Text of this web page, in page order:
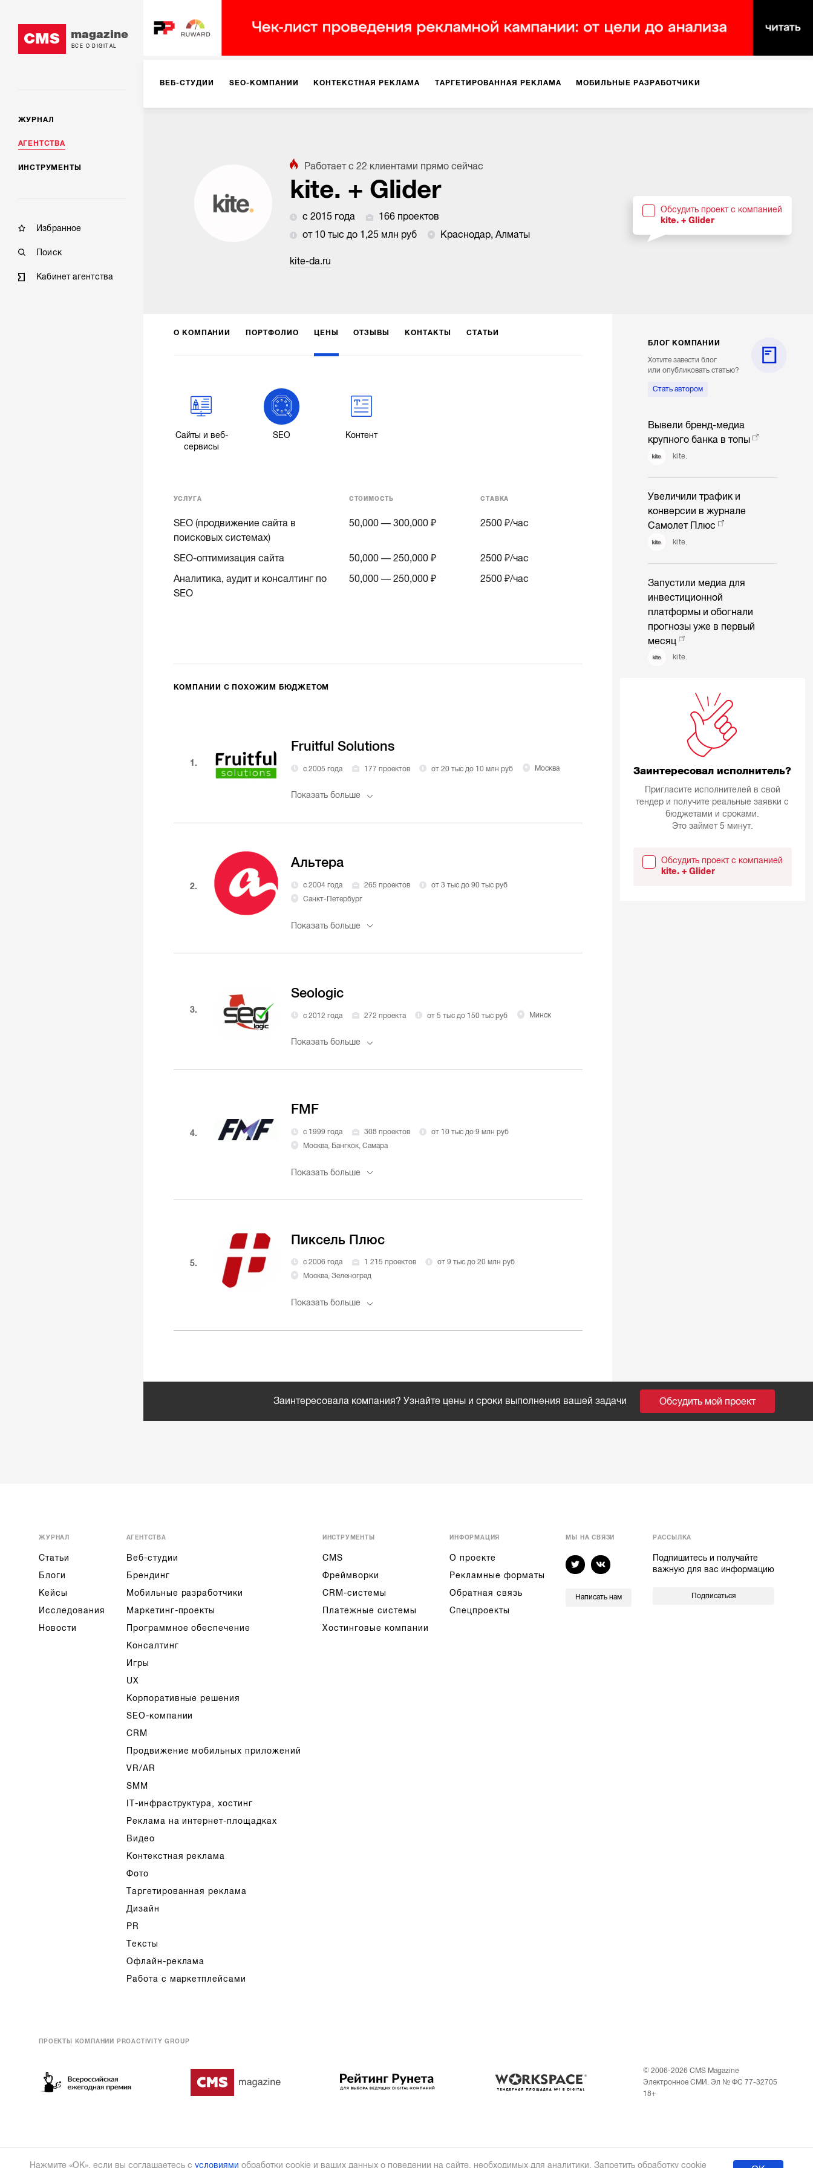
CMS magazine
ВСЕ О DIGITAL
ЖУРНАЛ
АГЕНТСТВА
ИНСТРУМЕНТЫ
Избранное
Поиск
Кабинет агентства
ВЕБ-СТУДИИ SEO-КОМПАНИИ КОНТЕКСТНАЯ РЕКЛАМА ТАРГЕТИРОВАННАЯ РЕКЛАМА МОБИЛЬНЫЕ РАЗРАБОТЧИКИ
РЕКЛАМА НА ИНТЕРНЕТ-ПЛОЩАДКАХ РАБОТА С МАРКЕТПЛЕЙСАМИ
Работает с22 клиентами прямо сейчас
kite. + Glider
с 2015 года
166 проектов
от 10 тыс до 1,25 млн руб
Краснодар, Алматы
kite-da.ru
Обсудить проект с компанией
kite. + Glider
О КОМПАНИИ ПОРТФОЛИО ЦЕНЫ ОТЗЫВЫ КОНТАКТЫ СТАТЬИ
Сайты и веб-
сервисы
SEO Контент
УСЛУГА СТОИМОСТЬ СТАВКА
SEO (продвижение сайта в
поисковых системах)
50,000 — 300,000 ₽ 2500 ₽/час
SEO-оптимизация сайта 50,000 — 250,000 ₽ 2500 ₽/час
Аналитика, аудит и консалтинг по
SEO
50,000 — 250,000 ₽ 2500 ₽/час
КОМПАНИИ С ПОХОЖИМ БЮДЖЕТОМ
1.
Fruitful Solutions
с 2005 года 177 проектов от 20 тыс до 10 млн руб Москва
Показать больше
2.
Альтера
с 2004 года 265 проектов
от 3 тыс до 90 тыс руб
Санкт-Петербург
Показать больше
3.
Seologic
с 2012 года 272 проекта от 5 тыс до 150 тыс руб Минск
Показать больше
4.
FMF
с 1999 года 308 проектов
от 10 тыс до 9 млн руб
Москва, Бангкок, Самара
Показать больше
5.
Пиксель Плюс
с 2006 года 1 215 проектов
от 9 тыс до 20 млн руб
Москва, Зеленоград
Показать больше
БЛОГ КОМПАНИИ
Хотите завести блог
или опубликовать статью?
Стать автором
Вывели бренд-медиа
крупного банка в топы
kite.
Увеличили трафик и
конверсии в журнале
Самолет Плюс
kite.
Запустили медиа для
инвестиционной
платформы и обогнали
прогнозы уже в первый
месяц
kite.
Заинтересовал исполнитель?
Пригласите исполнителей в свой
тендер и получите реальные заявки с
бюджетами и сроками.
Это займет 5 минут.
Обсудить проект с компанией
kite. + Glider
Заинтересовала компания? Узнайте цены и сроки выполнения вашей задачи Обсудить мой проект
ЖУРНАЛ
Статьи
Блоги
Кейсы
Исследования
Новости
АГЕНТСТВА
Веб-студии
Брендинг
Мобильные разработчики
Маркетинг-проекты
Программное обеспечение
Консалтинг
Игры
UX
Корпоративные решения
SEO-компании
CRM
Продвижение мобильных приложений
VR/AR
SMM
IT-инфраструктура, хостинг
Реклама на интернет-площадках
Видео
Контекстная реклама
Фото
Таргетированная реклама
Дизайн
PR
Тексты
Офлайн-реклама
Работа с маркетплейсами
ИНСТРУМЕНТЫ
CMS
Фреймворки
CRM-системы
Платежные системы
Хостинговые компании
ИНФОРМАЦИЯ
О проекте
Рекламные форматы
Обратная связь
Спецпроекты
МЫ НА СВЯЗИ
Написать нам
РАССЫЛКА
Подпишитесь и получайте
важную для вас информацию
Подписаться
ПРОЕКТЫ КОМПАНИИ PROACTIVITY GROUP
© 2006-2026 CMS Magazine
Электронное СМИ. Эл № ФС 77-32705
18+
Нажмите «ОК», если вы соглашаетесь с условиями обработки cookie и ваших данных о поведении на сайте, необходимых для аналитики. Запретить обработку cookie